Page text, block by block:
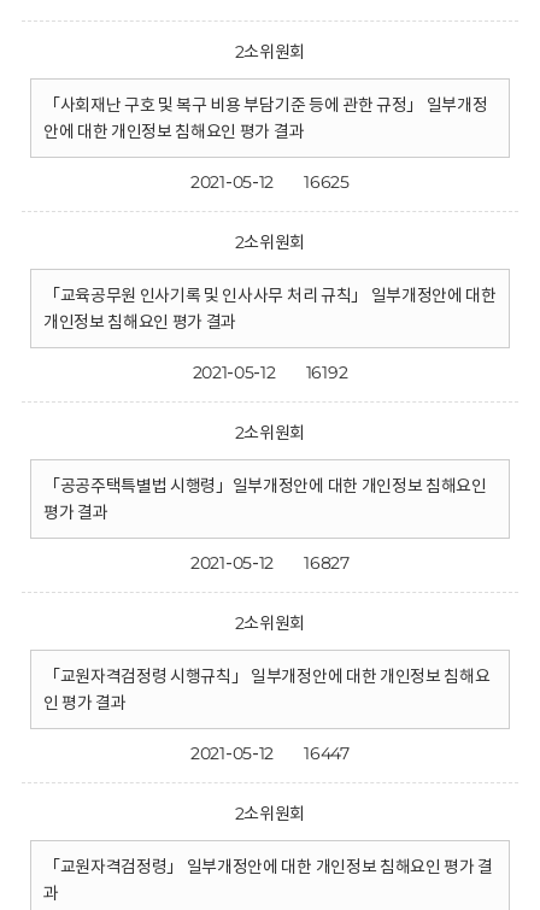
2소위원회
「사회재난 구호 및 복구 비용 부담기준 등에 관한 규정」 일부개정
안에 대한 개인정보 침해요인 평가 결과
2021-05-12 16625
2소위원회
「교육공무원 인사기록 및 인사사무 처리 규칙」 일부개정안에 대한
개인정보 침해요인 평가 결과
2021-05-12 16192
2소위원회
「공공주택특별법 시행령」일부개정안에 대한 개인정보 침해요인
평가 결과
2021-05-12 16827
2소위원회
「교원자격검정령 시행규칙」 일부개정안에 대한 개인정보 침해요
인 평가 결과
2021-05-12 16447
2소위원회
「교원자격검정령」 일부개정안에 대한 개인정보 침해요인 평가 결
과